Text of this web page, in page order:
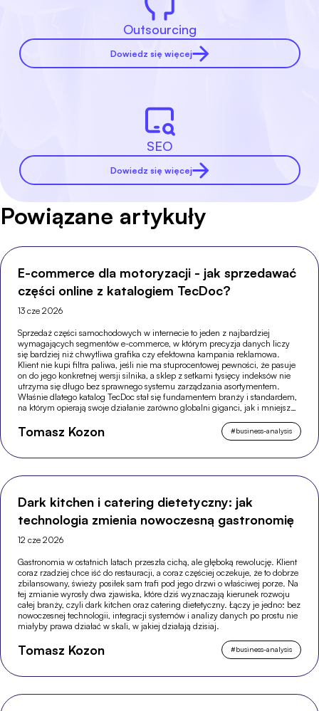
Outsourcing
Dowiedz się więcej
SEO
Dowiedz się więcej
Powiązane artykuły
E-commerce dla motoryzacji - jak sprzedawać
części online z katalogiem TecDoc?
13 cze 2026
Sprzedaż części samochodowych w internecie to jeden z najbardziej
wymagających segmentów e-commerce, w którym precyzja danych liczy
się bardziej niż chwytliwa grafika czy efektowna kampania reklamowa.
Klient nie kupi filtra paliwa, jeśli nie ma stuprocentowej pewności, że pasuje
on do jego konkretnej wersji silnika, a sklep z setkami tysięcy indeksów nie
utrzyma się długo bez sprawnego systemu zarządzania asortymentem.
Właśnie dlatego katalog TecDoc stał się fundamentem branży i standardem,
na którym opierają swoje działanie zarówno globalni giganci, jak i mniejsze,
Tomasz Kozon #business-analysis
Dark kitchen i catering dietetyczny: jak
technologia zmienia nowoczesną gastronomię
12 cze 2026
Gastronomia w ostatnich latach przeszła cichą, ale głęboką rewolucję. Klient
coraz rzadziej chce iść do restauracji, a coraz częściej oczekuje, że to dobrze
zbilansowany, świeży posiłek sam trafi pod jego drzwi o właściwej porze. Na
tej zmianie wyrosły dwa zjawiska, które dziś wyznaczają kierunek rozwoju
całej branży, czyli dark kitchen oraz catering dietetyczny. Łączy je jedno: bez
nowoczesnej technologii, integracji systemów i analizy danych po prostu nie
miałyby prawa działać w skali, w jakiej działają dzisiaj.
Tomasz Kozon #business-analysis